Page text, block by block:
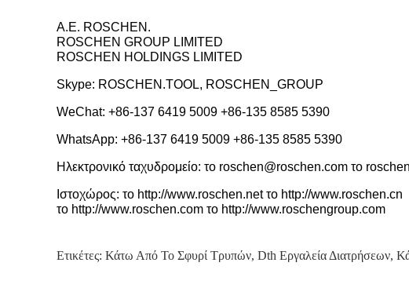
Α.Ε. ROSCHEN.
ROSCHEN GROUP LIMITED
ROSCHEN HOLDINGS LIMITED
Skype: ROSCHEN.TOOL, ROSCHEN_GROUP
WeChat: +86-137 6419 5009 +86-135 8585 5390
WhatsApp: +86-137 6419 5009 +86-135 8585 5390
Ηλεκτρονικό ταχυδρομείο: το roschen@roschen.com το
Ιστοχώρος: το http://www.roschen.net το http://www.roschen.cn
το http://www.roschen.com το http://www.roschengroup.com
Ετικέτες: Κάτω Από Το Σφυρί Τρυπών, Dth Εργαλεία Διατρήσεων,